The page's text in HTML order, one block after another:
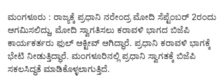
ಮಂಗಳೂರು : ರಾಜ್ಯಕ್ಕೆ ಪ್ರಧಾನಿ ನರೇಂದ್ರ ಮೋದಿ ಸೆಪ್ಟೆಂಬರ್ 2ರಂದು
ಆಗಮಿಸಲಿದ್ದು, ಮೋದಿ ಸ್ವಾಗತಿಸಲು ಕರಾವಳಿ ಭಾಗದ ಬಿಜೆಪಿ
ಕಾರ್ಯಕರ್ತರು ಫುಲ್ ಆಕ್ಟೀವ್ ಆಗಿದ್ಧಾರೆ. ಪ್ರಧಾನಿ ಕರಾವಳಿ ಭಾಗಕ್ಕೆ
ಭೇಟಿ ನೀಡುತ್ತಿದ್ಧಾರೆ. ಮಂಗಳೂರಿನಲ್ಲಿ ಪ್ರಧಾನಿ ಸ್ವಾಗತಕ್ಕೆ ಬಿಜೆಪಿ
ಸಕಲಸಿದ್ಧತೆ ಮಾಡಿಕೊಳ್ಳಲಾಗುತ್ತಿದೆ.